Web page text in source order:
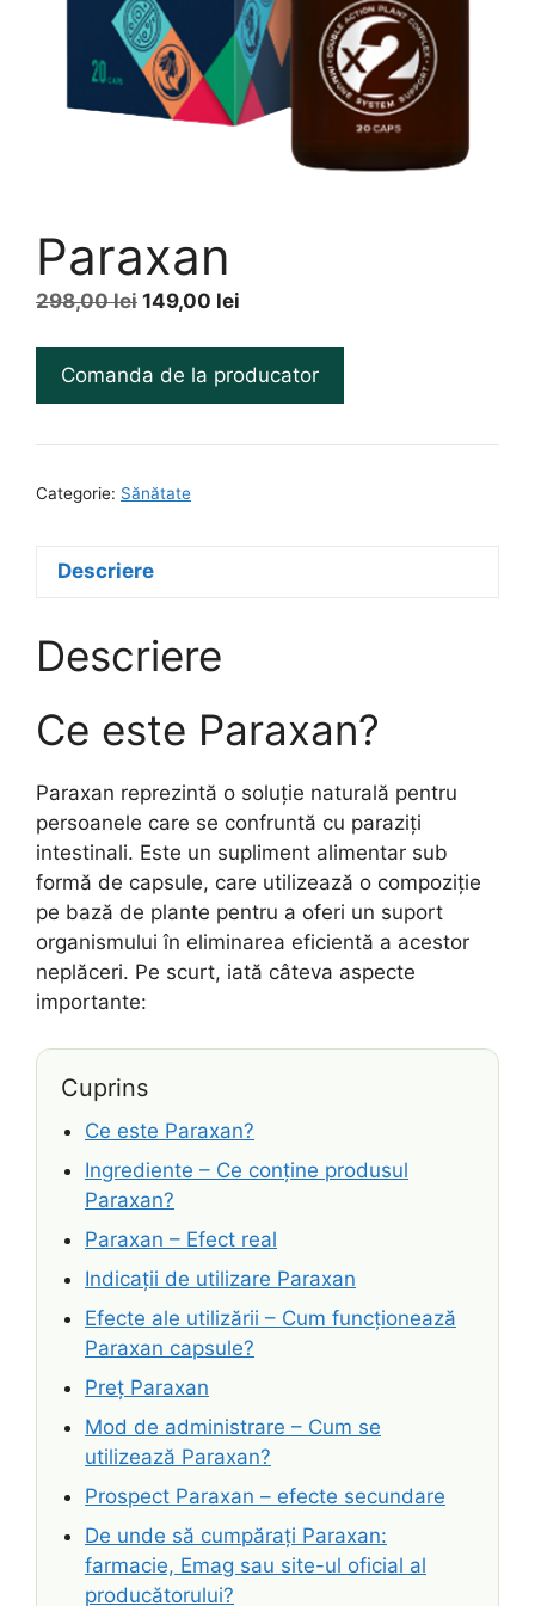
Paraxan
298,00lei Prețul
fost:
149,00 lei
149,00 lei.
Comanda de la producator
Categorie: Sănătate
Descriere
Descriere
Ce este Paraxan?
Paraxan reprezintă o soluție naturală pentru
persoanele care se confruntă cu paraziți
intestinali. Este un supliment alimentar sub
formă de capsule, care utilizează o compoziție
pe bază de plante pentru a oferi un suport
organismului în eliminarea eficientă a acestor
neplăceri. Pe scurt, iată câteva aspecte
importante:
Cuprins
Ce este Paraxan?
Ingrediente – Ce conține produsul
Paraxan?
Paraxan – Efect real
Indicații de utilizare Paraxan
Efecte ale utilizării – Cum funcționează
Paraxan capsule?
Preț Paraxan
Mod de administrare – Cum se
utilizează Paraxan?
Prospect Paraxan – efecte secundare
De unde să cumpărați Paraxan:
farmacie, Emag sau site-ul oficial al
producătorului?